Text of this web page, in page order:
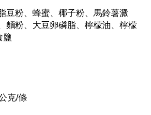
豆粉、蜂蜜、椰子粉、馬鈴薯澱
麵粉、大豆卵磷脂、檸檬油、檸檬
鹽
克/條